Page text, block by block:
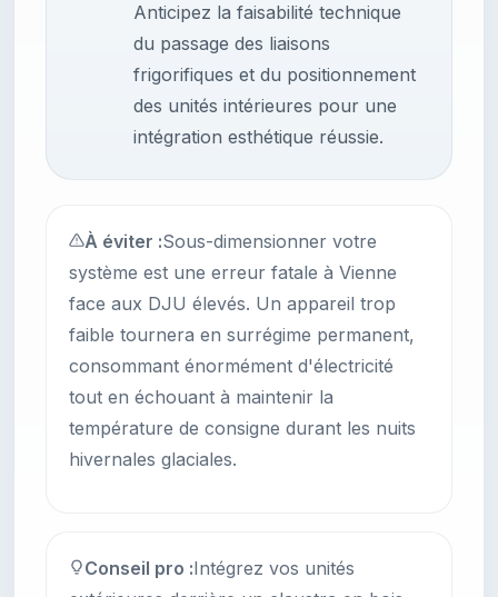
Anticipez la faisabilité technique
du passage des liaisons
frigorifiques et du positionnement
des unités intérieures pour une
intégration esthétique réussie.
À éviter :Sous-dimensionner votre
système est une erreur fatale à Vienne
face aux DJU élevés. Un appareil trop
faible tournera en surrégime permanent,
consommant énormément d'électricité
tout en échouant à maintenir la
température de consigne durant les nuits
hivernales glaciales.
Conseil pro :Intégrez vos unités